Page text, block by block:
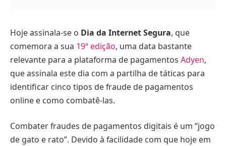
Hoje assinala-se o Dia da Internet Segura, que
comemora a sua 19ª edição, uma data bastante
relevante para a plataforma de pagamentos Adyen,
que assinala este dia com a partilha de táticas para
identificar cinco tipos de fraude de pagamentos
online e como combatê-las.
Combater fraudes de pagamentos digitais é um “jogo
de gato e rato”. Devido à facilidade com que hoje em